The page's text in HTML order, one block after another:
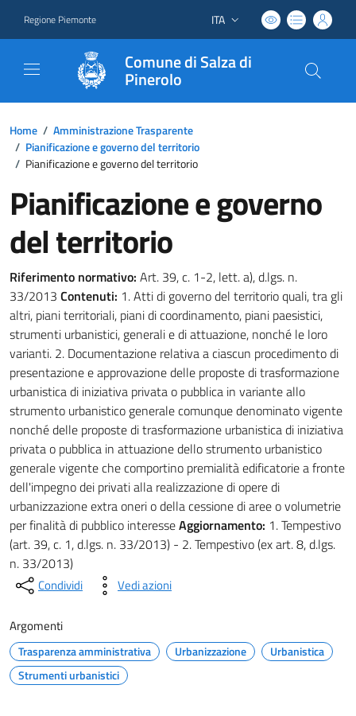
Regione Piemonte Lingua attiva:
ITA
Comune di Salza di
Pinerolo
Home / Amministrazione Trasparente
/ Pianificazione e governo del territorio
/ Pianificazione e governo del territorio
Pianificazione e governo
del territorio
Riferimento normativo: Art. 39, c. 1-2, lett. a), d.lgs. n.
33/2013 Contenuti: 1. Atti di governo del territorio quali, tra gli
altri, piani territoriali, piani di coordinamento, piani paesistici,
strumenti urbanistici, generali e di attuazione, nonché le loro
varianti. 2. Documentazione relativa a ciascun procedimento di
presentazione e approvazione delle proposte di trasformazione
urbanistica di iniziativa privata o pubblica in variante allo
strumento urbanistico generale comunque denominato vigente
nonché delle proposte di trasformazione urbanistica di iniziativa
privata o pubblica in attuazione dello strumento urbanistico
generale vigente che comportino premialità edificatorie a fronte
dell'impegno dei privati alla realizzazione di opere di
urbanizzazione extra oneri o della cessione di aree o volumetrie
per finalità di pubblico interesseAggiornamento: 1. Tempestivo
(art. 39, c. 1, d.lgs. n. 33/2013) - 2. Tempestivo (ex art. 8, d.lgs.
n. 33/2013)
Condividi Vedi azioni
Argomenti
Trasparenza amministrativa Urbanizzazione
Urbanistica
Strumenti urbanistici